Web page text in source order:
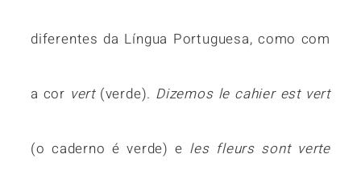
diferentes da Língua Portuguesa, como com
a cor vert(verde). Dizemos le cahier est vert
(o caderno é verde) e les fleurs sont verte